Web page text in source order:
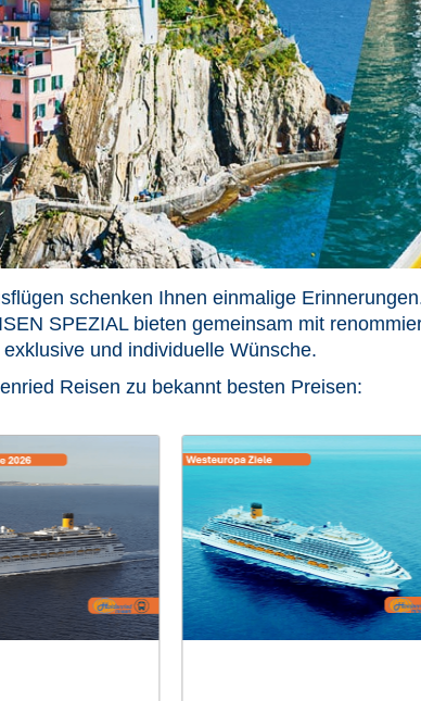
schenken Ihnen einmalige
SPEZIAL bieten gemeinsam mit
und individuelle Wünsche.
Reisen zu bekannt besten Preisen: